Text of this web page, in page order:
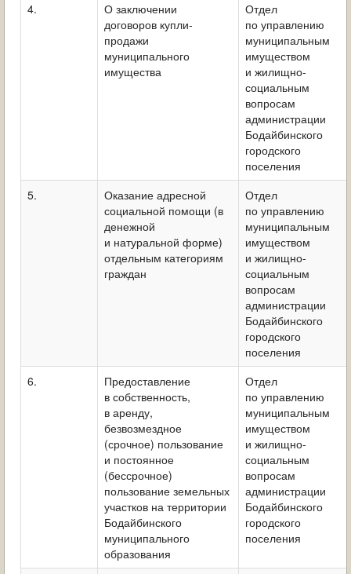
4.
О заключении
договоров купли-
продажи
муниципального
имущества
Отдел
по управлению
муниципальным
имуществом
и жилищно-
социальным
вопросам
администрации
Бодайбинского
городского
поселения
5.
Оказание адресной
социальной помощи (в
денежной
и натуральной форме)
отдельным категориям
граждан
Отдел
по управлению
муниципальным
имуществом
и жилищно-
социальным
вопросам
администрации
Бодайбинского
городского
поселения
6.
Предоставление
в собственность,
в аренду,
безвозмездное
(срочное) пользование
и постоянное
(бессрочное)
пользование земельных
участков на территории
Бодайбинского
муниципального
образования
Отдел
по управлению
муниципальным
имуществом
и жилищно-
социальным
вопросам
администрации
Бодайбинского
городского
поселения